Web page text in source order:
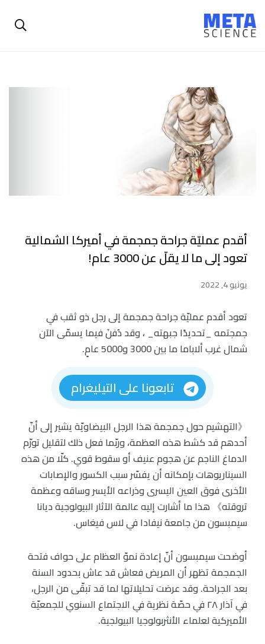
أقدم عمليّة جراحة جمجمة في أميركا الشمالية
تعود إلى ما لا يقلّ عن 3000 عام!
يونيو 4, 2022
تعود أقدم عمليّة جراحة جمجمة إلى رجل ذو ثقب في
جمجتمه _تحديدًا جبهته_ ، وقد دُفنَ فيما يسمّى الآن
شمال غرب ألاباما ما بين 3000 و5000 عامٍ.
تابعونا على التيليغرام
《التهشيم حول جمجمة هذا الرجل البيضاويّة يشير إلى أنّ
أحدهم قد كشط هذه العظمة، وربّما فعل ذلك لتقليل تورّم
الدماغ الناجم عن هجوم عنيف أو سقوط قوي. كلّا من هذه
السيناريوهات بإمكانه أن يفسّر سبب الكسور والإصابات
الأخرى فوق العين اليسرى وذراعه الأيسر وساقه وعظمة
تروقته》 هذا ما أشارت إليه عالمة الآثار البيولوجية ديانا
سيمبسون من جامعة نيفادا في لاس فيغاس.
أوضحت سيمبسون أنّ إعادة نموّ العظام على حواف فتحة
الجمجمة تظهر أن المريض فعاش قد عاش بحدود السنة
بعد الجراحة. وقد عرضت تحليلاتها لما قد تبقّى من الرجل،
في آذار ٢٨ في حصّة نظرية في الاجتماع السنوي للجمعيّة
الأميركية لعلماء الأنثربولوجيا البيولجية.